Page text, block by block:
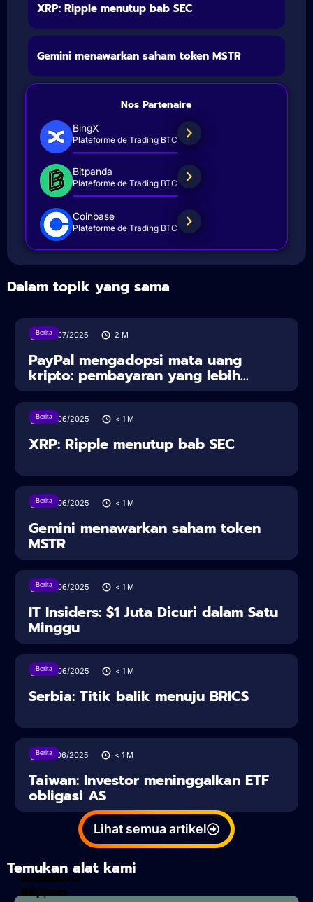
XRP: Ripple menutup bab SEC
Gemini menawarkan saham token MSTR
Nos Partenaire
BingX
Plateforme de Trading BTC
Bitpanda
Plateforme de Trading BTC
Coinbase
Plateforme de Trading BTC
Dalam topik yang sama
Berita
30/07/2025 2 M
PayPal mengadopsi mata uang
kripto: pembayaran yang lebih...
Berita
28/06/2025 < 1 M
XRP: Ripple menutup bab SEC
Berita
28/06/2025 < 1 M
Gemini menawarkan saham token
MSTR
Berita
28/06/2025 < 1 M
IT Insiders: $1 Juta Dicuri dalam Satu
Minggu
Berita
28/06/2025 < 1 M
Serbia: Titik balik menuju BRICS
Berita
27/06/2025 < 1 M
Taiwan: Investor meninggalkan ETF
obligasi AS
Lihat semua artikel
Temukan alat kami
Calculateur
d'impots
Analisis
Kripto